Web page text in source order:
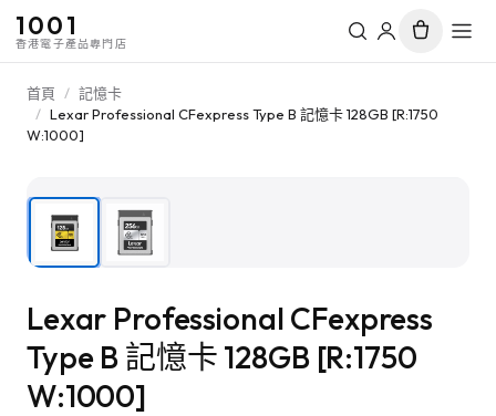
1001
香港電子產品專門店
首頁 / 記憶卡
/ Lexar Professional CFexpress Type B 記憶卡 128GB [R:1750
W:1000]
Lexar Professional CFexpress
Type B 記憶卡 128GB [R:1750
W:1000]